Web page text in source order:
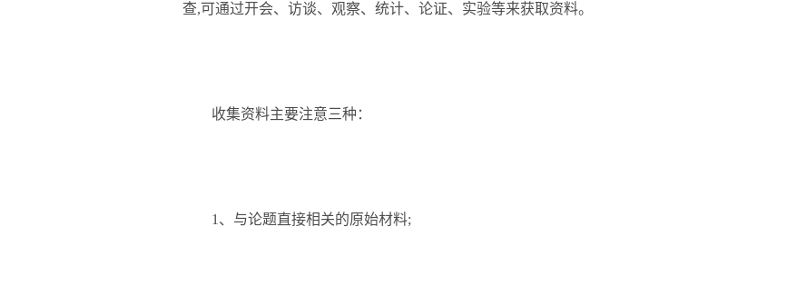
查,可通过开会、访谈、观察、统计、论证、实验等来获取资料。
收集资料主要注意三种：
1、与论题直接相关的原始材料;